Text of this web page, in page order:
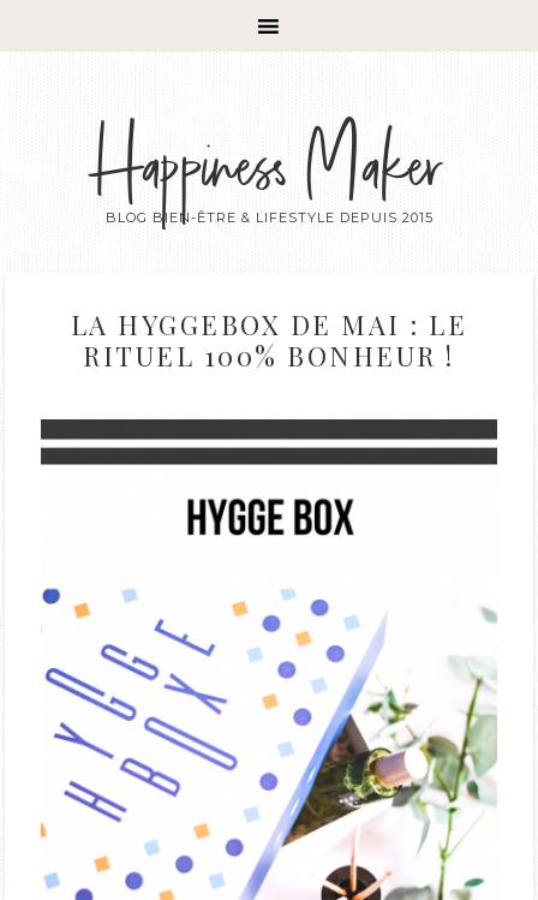
Happiness Maker
BLOG BIEN-ÊTRE & LIFESTYLE DEPUIS 2015
LA HYGGEBOX DE MAI : LE
RITUEL 100% BONHEUR !